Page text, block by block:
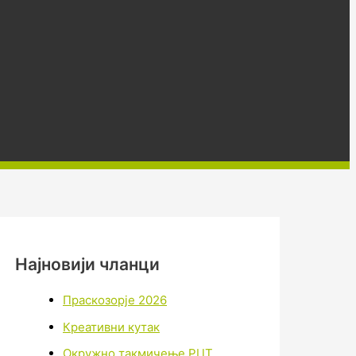
Најновији чланци
Праскозорје 2026
Креативни кутак